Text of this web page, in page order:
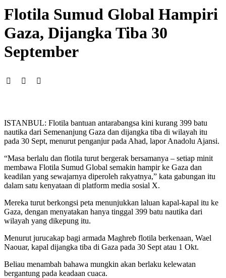
Flotila Sumud Global Hampiri
Gaza, Dijangka Tiba 30
September
ISTANBUL: Flotila bantuan antarabangsa kini kurang 399 batu
nautika dari Semenanjung Gaza dan dijangka tiba di wilayah itu
pada 30 Sept, menurut penganjur pada Ahad, lapor Anadolu Ajansi.
“Masa berlalu dan flotila turut bergerak bersamanya – setiap minit
membawa Flotila Sumud Global semakin hampir ke Gaza dan
keadilan yang sewajarnya diperoleh rakyatnya,” kata gabungan itu
dalam satu kenyataan di platform media sosial X.
Mereka turut berkongsi peta menunjukkan laluan kapal-kapal itu ke
Gaza, dengan menyatakan hanya tinggal 399 batu nautika dari
wilayah yang dikepung itu.
Menurut jurucakap bagi armada Maghreb flotila berkenaan, Wael
Naouar, kapal dijangka tiba di Gaza pada 30 Sept atau 1 Okt.
Beliau menambah bahawa mungkin akan berlaku kelewatan
bergantung pada keadaan cuaca.